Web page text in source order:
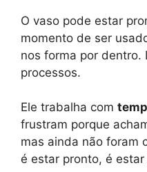
O vaso pode estar
momento de ser
nos forma por dentro.
processos.
Ele trabalha com
frustram porque
mas ainda não foram
é estar pronto, é estar